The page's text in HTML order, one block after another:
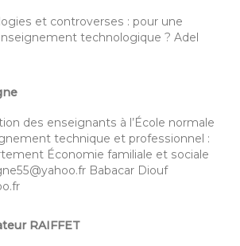
et controverses : pour une
technologique ? Adel
des enseignants à l’École normale
technique et professionnel :
Économie familiale et sociale
Babacar Diouf
RAIFFET